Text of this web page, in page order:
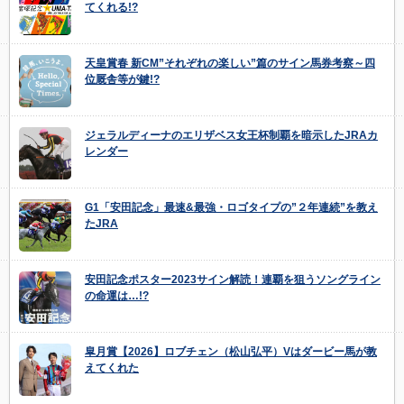
てくれる!?
天皇賞春 新CM”それぞれの楽しい”篇のサイン馬券考察～四
位厩舎等が鍵!?
ジェラルディーナのエリザベス女王杯制覇を暗示したJRAカ
レンダー
G1「安田記念」最速&最強・ロゴタイプの”２年連続”を教え
たJRA
安田記念ポスター2023サイン解読！連覇を狙うソングライン
の命運は…!?
皐月賞【2026】ロブチェン（松山弘平）Vはダービー馬が教
えてくれた